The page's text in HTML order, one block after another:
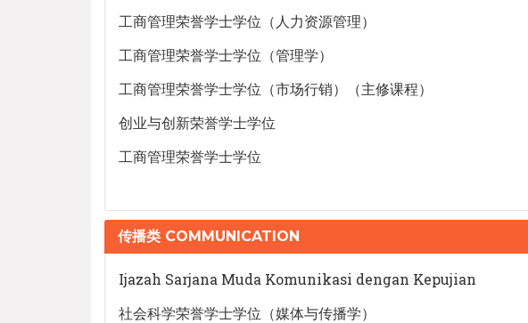
工商管理荣誉学士学位（人力资源管理）
工商管理荣誉学士学位（管理学）
工商管理荣誉学士学位（市场行销）（主修课程）
创业与创新荣誉学士学位
工商管理荣誉学士学位
传播类 COMMUNICATION
Ijazah Sarjana Muda Komunikasi dengan Kepujian
社会科学荣誉学士学位（媒体与传播学）